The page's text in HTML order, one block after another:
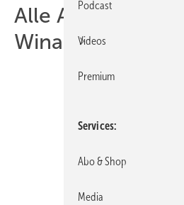
Alle Artikel zum
Winaico
Podcast
Videos
Premium
Services
Abo & Shop
Media